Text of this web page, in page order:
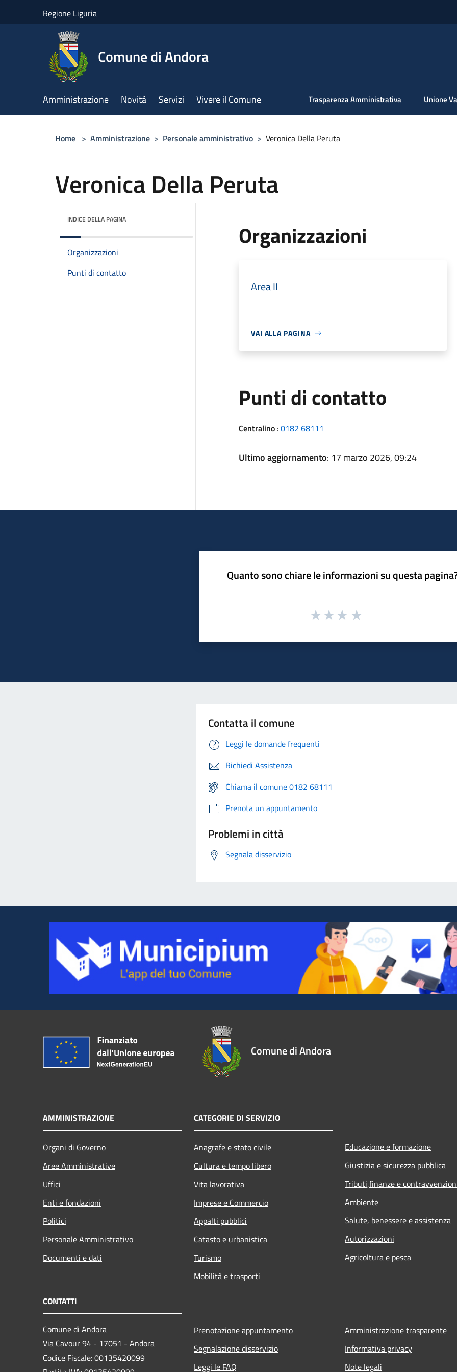
Regione Liguria
Comune di Andora
Amministrazione Novità Servizi Vivere il Comune Trasparenza Amministrativa Unione
Home > Amministrazione > Personale amministrativo > Veronica Della Peruta
Veronica Della Peruta
INDICE DELLA PAGINA
Organizzazioni
Punti di contatto
Organizzazioni
Area II
VAI ALLA PAGINA
Punti di contatto
Centralino:0182 68111
Ultimo aggiornamento: 17 marzo 2026, 09:24
Quanto sono chiare le informazioni su questa
Contatta il comune
Leggi le domande frequenti
Richiedi Assistenza
Chiama il comune 0182 68111
Prenota un appuntamento
Problemi in città
Segnala disservizio
Comune di Andora
AMMINISTRAZIONE
Organi di Governo
Aree Amministrative
Uffici
Enti e fondazioni
Politici
Personale Amministrativo
Documenti e dati
CATEGORIE DI SERVIZIO
Anagrafe e stato civile
Cultura e tempo libero
Vita lavorativa
Imprese e Commercio
Appalti pubblici
Catasto e urbanistica
Turismo
Mobilità e trasporti
Educazione e formazione
Giustizia e sicurezza pubblica
Tributi,finanze e
Ambiente
Salute, benessere e assistenza
Autorizzazioni
Agricoltura e pesca
CONTATTI
Comune di Andora
Via Cavour 94 - 17051 - Andora
Codice Fiscale: 00135420099
Prenotazione appuntamento
Segnalazione disservizio
Leggi le FAQ
Amministrazione trasparente
Informativa privacy
Note legali